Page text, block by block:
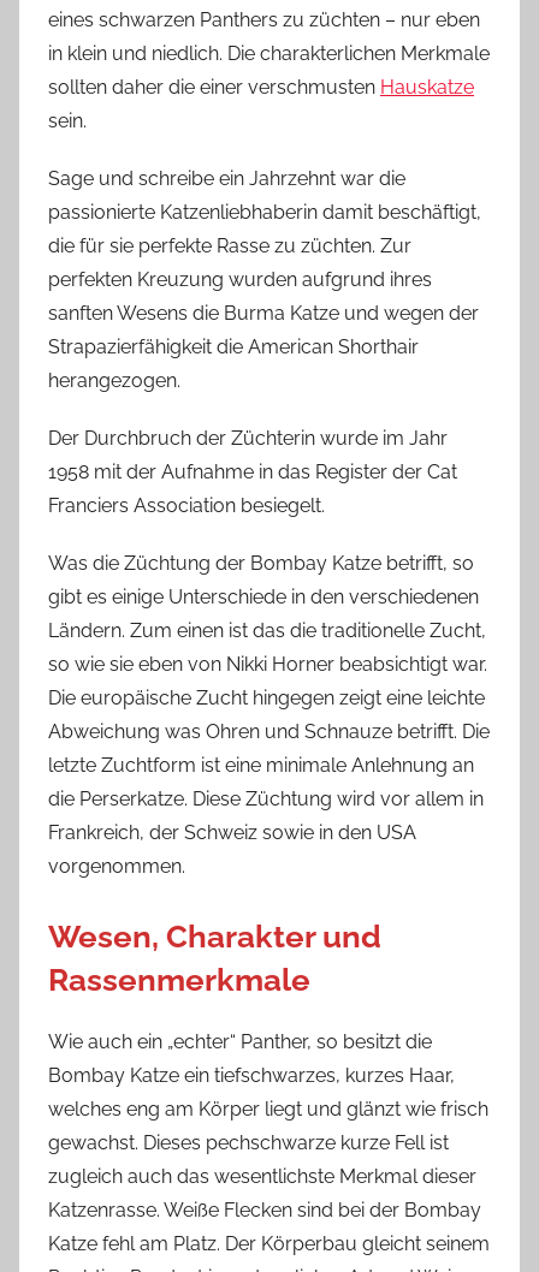
eines schwarzen Panthers zu züchten – nur eben
in klein und niedlich. Die charakterlichen Merkmale
sollten daher die einer verschmusten Hauskatze
sein.
Sage und schreibe ein Jahrzehnt war die
passionierte Katzenliebhaberin damit beschäftigt,
die für sie perfekte Rasse zu züchten. Zur
perfekten Kreuzung wurden aufgrund ihres
sanften Wesens die Burma Katze und wegen der
Strapazierfähigkeit die American Shorthair
herangezogen.
Der Durchbruch der Züchterin wurde im Jahr
1958 mit der Aufnahme in das Register der Cat
Franciers Association besiegelt.
Was die Züchtung der Bombay Katze betrifft, so
gibt es einige Unterschiede in den verschiedenen
Ländern. Zum einen ist das die traditionelle Zucht,
so wie sie eben von Nikki Horner beabsichtigt war.
Die europäische Zucht hingegen zeigt eine leichte
Abweichung was Ohren und Schnauze betrifft. Die
letzte Zuchtform ist eine minimale Anlehnung an
die Perserkatze. Diese Züchtung wird vor allem in
Frankreich, der Schweiz sowie in den USA
vorgenommen.
Wesen, Charakter und
Rassenmerkmale
Wie auch ein „echter“ Panther, so besitzt die
Bombay Katze ein tiefschwarzes, kurzes Haar,
welches eng am Körper liegt und glänzt wie frisch
gewachst. Dieses pechschwarze kurze Fell ist
zugleich auch das wesentlichste Merkmal dieser
Katzenrasse. Weiße Flecken sind bei der Bombay
Katze fehl am Platz. Der Körperbau gleicht seinem